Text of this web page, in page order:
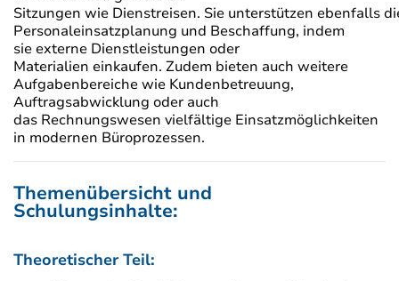
Sitzungen wie Dienstreisen. Sie unterstützen ebenfalls
Personaleinsatzplanung und Beschaffung, indem
sie externe Dienstleistungen oder
Materialien einkaufen. Zudem bieten auch weitere
Aufgabenbereiche wie Kundenbetreuung,
Auftragsabwicklung oder auch
das Rechnungswesen vielfältige Einsatzmöglichkeiten
in modernen Büroprozessen.
Themenübersicht und
Schulungsinhalte:
Theoretischer Teil: